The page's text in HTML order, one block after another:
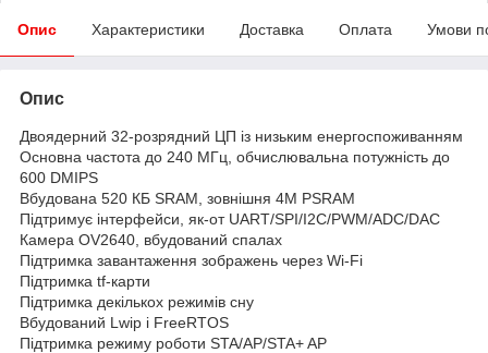
Опис Характеристики Доставка Оплата Умови
Опис
Двоядерний 32-розрядний ЦП із низьким енергоспоживанням
Основна частота до 240 МГц, обчислювальна потужність до
600 DMIPS
Вбудована 520 КБ SRAM, зовнішня 4M PSRAM
Підтримує інтерфейси, як-от UART/SPI/I2C/PWM/ADC/DAC
Камера OV2640, вбудований спалах
Підтримка завантаження зображень через Wi-Fi
Підтримка tf-карти
Підтримка декількох режимів сну
Вбудований Lwip і FreeRTOS
Підтримка режиму роботи STA/AP/STA+ AP